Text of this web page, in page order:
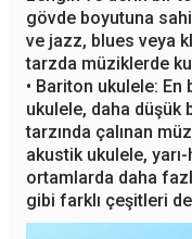
gövde boyutuna
ve jazz, blues veya
tarzda müziklerde
• Bariton ukulele:
ukulele, daha düşük
tarzında çalınan
akustik ukulele,
ortamlarda daha
gibi farklı çeşitleri